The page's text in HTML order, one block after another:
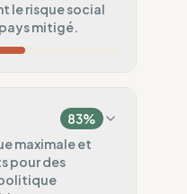
le risque social
mitigé.
(Asie)
75
83%
maximale et
pour des